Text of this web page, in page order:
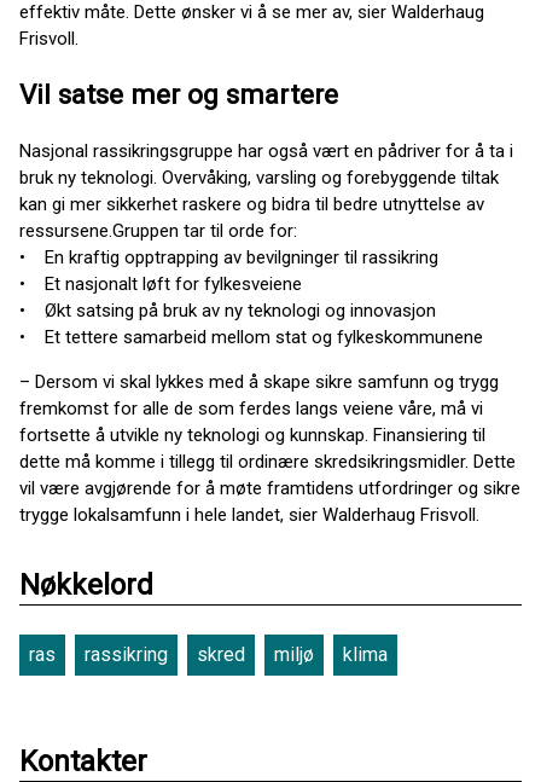
effektiv måte. Dette ønsker vi å se mer av, sier Walderhaug
Frisvoll.
Vil satse mer og smartere
Nasjonal rassikringsgruppe har også vært en pådriver for å ta i
bruk ny teknologi. Overvåking, varsling og forebyggende tiltak
kan gi mer sikkerhet raskere og bidra til bedre utnyttelse av
ressursene.Gruppen tar til orde for:
• En kraftig opptrapping av bevilgninger til rassikring
• Et nasjonalt løft for fylkesveiene
• Økt satsing på bruk av ny teknologi og innovasjon
• Et tettere samarbeid mellom stat og fylkeskommunene
– Dersom vi skal lykkes med å skape sikre samfunn og trygg
fremkomst for alle de som ferdes langs veiene våre, må vi
fortsette å utvikle ny teknologi og kunnskap. Finansiering til
dette må komme i tillegg til ordinære skredsikringsmidler. Dette
vil være avgjørende for å møte framtidens utfordringer og sikre
trygge lokalsamfunn i hele landet, sier Walderhaug Frisvoll.
Nøkkelord
ras rassikring skred miljø klima
Kontakter